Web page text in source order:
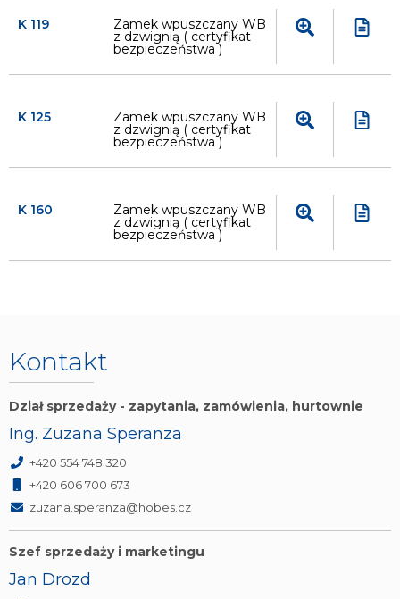
K 119 Zamek wpuszczany WB
z dzwignią ( certyfikat
bezpieczeństwa )
K 125 Zamek wpuszczany WB
z dzwignią ( certyfikat
bezpieczeństwa )
K 160 Zamek wpuszczany WB
z dzwignią ( certyfikat
bezpieczeństwa )
Kontakt
Dział sprzedaży - zapytania, zamówienia, hurtownie
Ing. Zuzana Speranza
+420 554 748 320
+420 606 700 673
zuzana.speranza@hobes.cz
Szef sprzedaży i marketingu
Jan Drozd